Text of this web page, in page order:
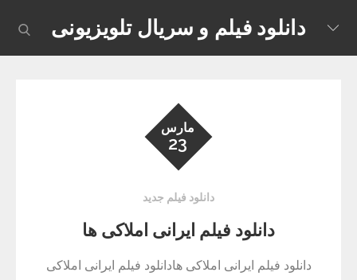
content
دانلود فیلم و سریال تلویزیونی
مارس
23
دانلود فیلم جدید
دانلود فیلم ایرانی املاکی ها
دانلود فیلم ایرانی املاکی هادانلود فیلم ایرانی املاکی